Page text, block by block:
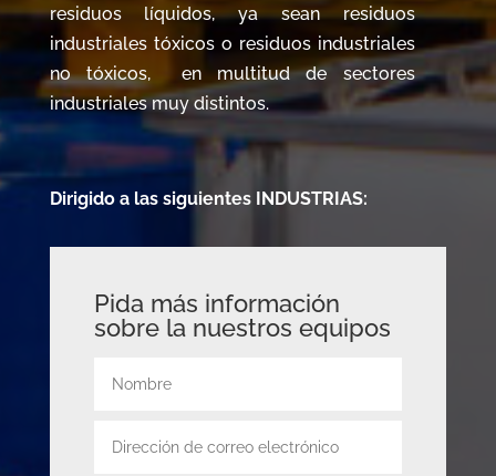
residuos líquidos, ya sean residuos
industriales tóxicos o residuos industriales
no tóxicos, en multitud de sectores
industriales muy distintos.
Dirigido a las siguientes INDUSTRIAS:
Pida más información
sobre la nuestros equipos